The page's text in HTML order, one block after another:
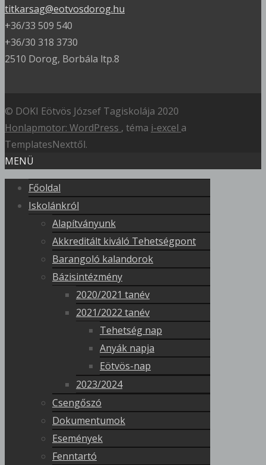
titkarsag@eotvosdorog.hu
+36/33 509 540
+36/30 318 3730
2510 Dorog, Borbála ltp.8
© DOKI Eötvös József Tagiskolája 2020
Honlapmotor: WordPress , téma i-excel a
TemplatesNexttől.
MENÜ
Főoldal
Iskolánkról
Alapítványunk
Akkreditált kiváló Tehetségpont
Barangoló kalandorok
Bázisintézmény
2020/2021 tanév
2021/2022 tanév
Tehetség nap
Anyák napja
Eötvös-nap
2023/2024
Csengőszó
Dokumentumok
Események
Fenntartó